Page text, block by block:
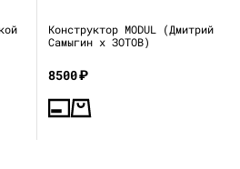
Конструктор MODUL (Дмитрий
Самыгин x ЗОТОВ)
8500₽